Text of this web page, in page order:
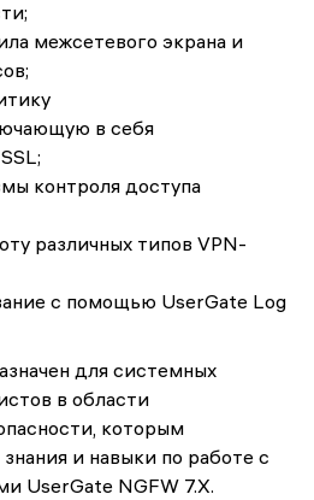
межсетевого экрана и
в себя
контроля доступа
различных типов VPN-
с помощью UserGate Log
для системных
в области
которым
и навыки по работе с
UserGate NGFW 7.X.